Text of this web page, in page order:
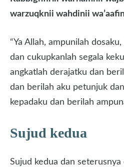
warzuqknii wahdinii
“Ya Allah, ampunilah
dan cukupkanlah segala
angkatlah derajatku dan
dan berilah aku petunjuk
kepadaku dan berilah
Sujud kedua
Sujud kedua dan